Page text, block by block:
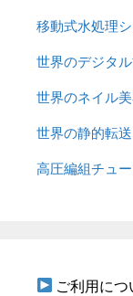
移動式水処理
世界のデジタ
世界のネイル
世界の静的転
高圧編組チュ
ご利用につ